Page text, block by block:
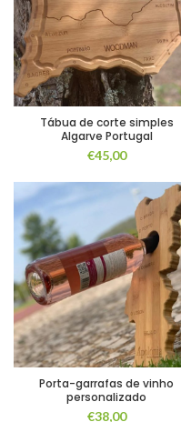
Tábua de corte simples
Algarve Portugal
€45,00
Porta-garrafas de vinho
personalizado
€38,00